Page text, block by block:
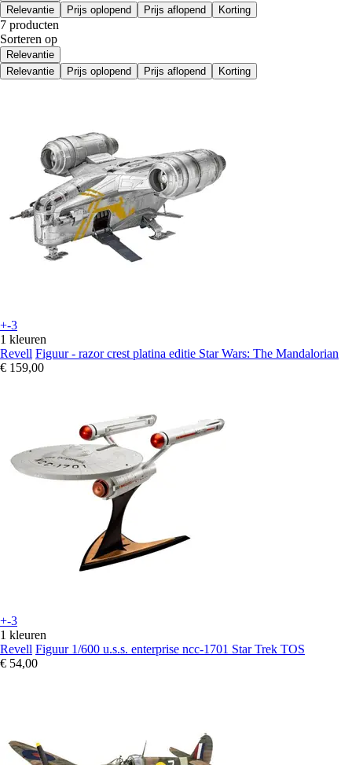
Relevantie
Prijs oplopend Prijs aflopend Korting
7 producten
Sorteren op
Relevantie
Relevantie
Prijs oplopend Prijs aflopend Korting
+-3
1 kleuren
Revell Figuur - razor crest platina editie Star Wars: The Mandalorian
€ 159,00
+-3
1 kleuren
Revell Figuur 1/600 u.s.s. enterprise ncc-1701 Star Trek TOS
€ 54,00